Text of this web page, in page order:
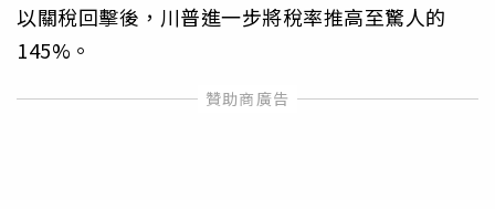
以關稅回擊後，川普進一步將稅率推高至驚人的
145%。